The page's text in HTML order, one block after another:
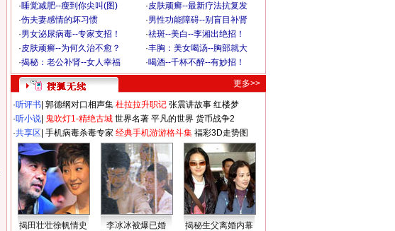
·睡觉减肥--瘦到你尖叫(图) ·皮肤顽癣--最新疗法抗复发
·伤夫妻感情的坏习惯 ·男性功能障碍--别盲目补肾
·男女泌尿病毒--专家支招！ ·祛斑--美白--李湘出绝招！
·皮肤顽癣--为何久治不愈？ ·丰胸：美女喝汤--胸部就大
·揭秘：老公补肾--女人幸福 ·喝酒--千杯不醉--有妙招！
更多>>
·听评书 郭德纲对口相声集 杜拉拉升职记 张震讲故事 红楼梦
·听小说 鬼吹灯1-精绝古城 世界名著 平凡的世界 货币战争2
·共享区 手机病毒杀毒专家 经典手机游游格斗集 福彩3D走势图
揭田壮壮徐帆情史 李冰冰被爆已婚
揭秘生父离婚内幕